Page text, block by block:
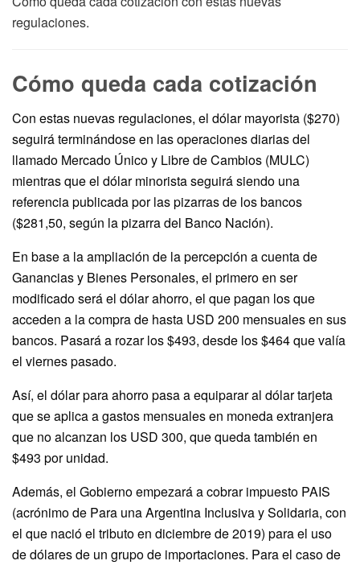
regulaciones.
Cómo queda cada cotización
Con estas nuevas regulaciones, el dólar mayorista ($270)
seguirá terminándose en las operaciones diarias del
llamado Mercado Único y Libre de Cambios (MULC)
mientras que el dólar minorista seguirá siendo una
referencia publicada por las pizarras de los bancos
($281,50, según la pizarra del Banco Nación).
En base a la ampliación de la percepción a cuenta de
Ganancias y Bienes Personales, el primero en ser
modificado será el dólar ahorro, el que pagan los que
acceden a la compra de hasta USD 200 mensuales en sus
bancos. Pasará a rozar los $493, desde los $464 que valía
el viernes pasado.
Así, el dólar para ahorro pasa a equiparar al dólar tarjeta
que se aplica a gastos mensuales en moneda extranjera
que no alcanzan los USD 300, que queda también en
$493 por unidad.
Además, el Gobierno empezará a cobrar impuesto PAIS
(acrónimo de Para una Argentina Inclusiva y Solidaria, con
el que nació el tributo en diciembre de 2019) para el uso
de dólares de un grupo de importaciones. Para el caso de